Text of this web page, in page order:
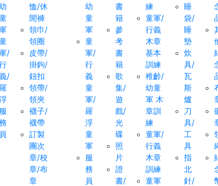
/
/
恤/休
閒褲
領巾/
領圈
皮帶/
掛鉤/
鈕扣
領帶/
領夾
襪子/
襪帶
訂製
團次
章/校
章/布
章
幼
童
軍
童
軍/
行
義
童
軍/
羅
浮
童
軍
服
務
員
書
籍
參
考
書
籍
歌
集/
遊
戲/
光
碟
照
片
證
書/
練
童軍/
行義
木章
基本
訓練
稚齡/
幼童
軍 木
章訓
練
童軍/
行義
木章
訓練
童軍
睡
袋/
睡
墊
炊
具/
瓦
斯
爐
刀
具/
工
具
指
北
針/